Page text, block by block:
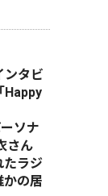
ンタビ
ソナ
さん
たラジ
かの居